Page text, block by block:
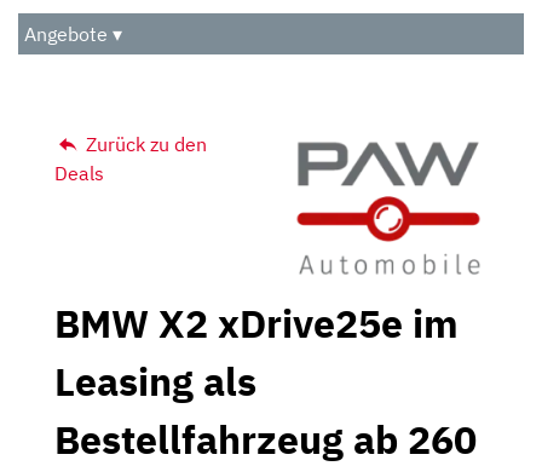
Audio
Das Beste
Angebote ▾
Zurück zu den
Deals
BMW X2 xDrive25e im
Leasing als
Bestellfahrzeug ab 260